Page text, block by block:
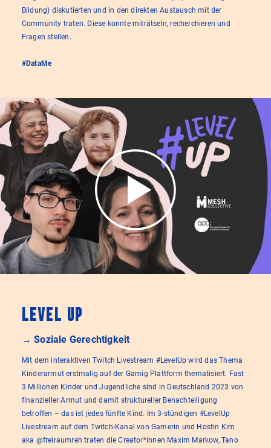
Bildung) diskutierten und in den direkten Austausch mit der
Community traten. Diese konnte miträtseln, recherchieren und
Fragen stellen.
#DataMe
Level Up
→ Soziale Gerechtigkeit
Mit dem interaktiven Twitch Livestream #LevelUp wird das Thema
Kinderarmut erstmalig auf der Gamig Plattform thematisiert. Fast
3 Millionen Kinder und Jugendliche sind in Deutschland 2023 von
finanzieller Armut und damit struktureller Benachteiligung
betroffen – das ist jedes fünfte Kind. Im 3-stündigen #LevelUp
Livestream auf dem Twitch-Kanal von Gamerin und Hostin Kim
aka @freiraumreh traten die Creator*innen Maxim Markow, Tano